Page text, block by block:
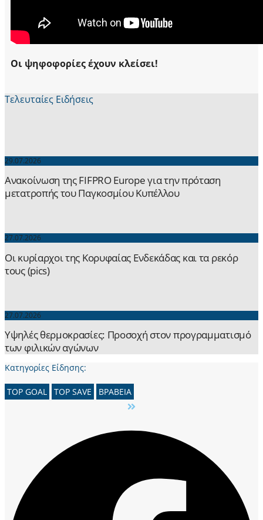
Οι ψηφοφορίες έχουν κλείσει!
Τελευταίες Ειδήσεις
29.07.2026
Ανακοίνωση της FIFPRO Europe για την πρόταση
μετατροπής του Παγκοσμίου Κυπέλλου
27.07.2026
Οι κυρίαρχοι της Κορυφαίας Ενδεκάδας και τα ρεκόρ
τους (pics)
27.07.2026
Yψηλές θερμοκρασίες: Προσοχή στον προγραμματισμό
των φιλικών αγώνων
Κατηγορίες Είδησης:
TOP GOAL TOP SAVE ΒΡΑΒΕΙΑ